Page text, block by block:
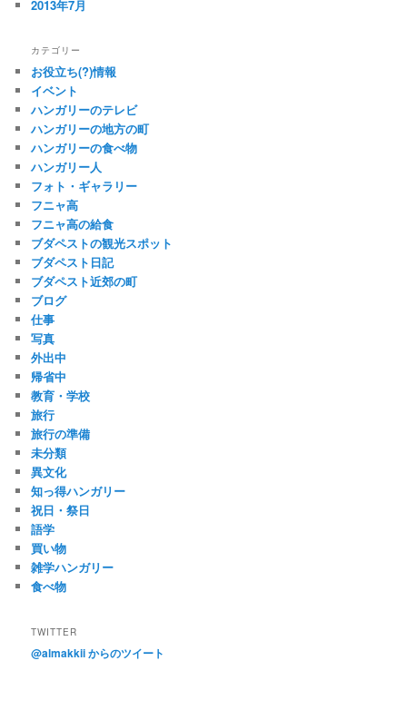
2013年7月
カテゴリー
お役立ち(?)情報
イベント
ハンガリーのテレビ
ハンガリーの地方の町
ハンガリーの食べ物
ハンガリー人
フォト・ギャラリー
フニャ高
フニャ高の給食
ブダペストの観光スポット
ブダペスト日記
ブダペスト近郊の町
ブログ
仕事
写真
外出中
帰省中
教育・学校
旅行
旅行の準備
未分類
異文化
知っ得ハンガリー
祝日・祭日
語学
買い物
雑学ハンガリー
食べ物
TWITTER
@almakkii からのツイート